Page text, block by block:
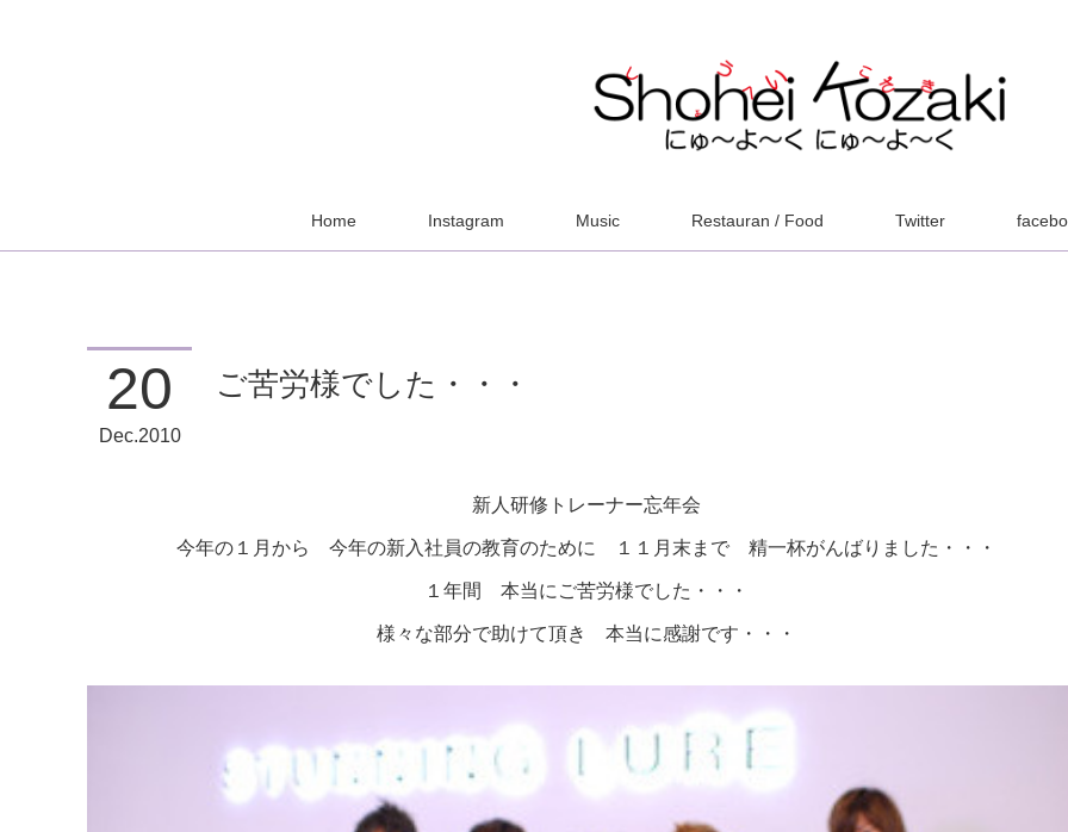
Home Instagram Music Restauran / Food Twitter
20
Dec 2010
ご苦労様でした・・・
新人研修トレーナー忘年会
今年の１月から 今年の新入社員の教育のために １１月末まで 精一杯がんばりました・・・
１年間 本当にご苦労様でした・・・
様々な部分で助けて頂き 本当に感謝です・・・